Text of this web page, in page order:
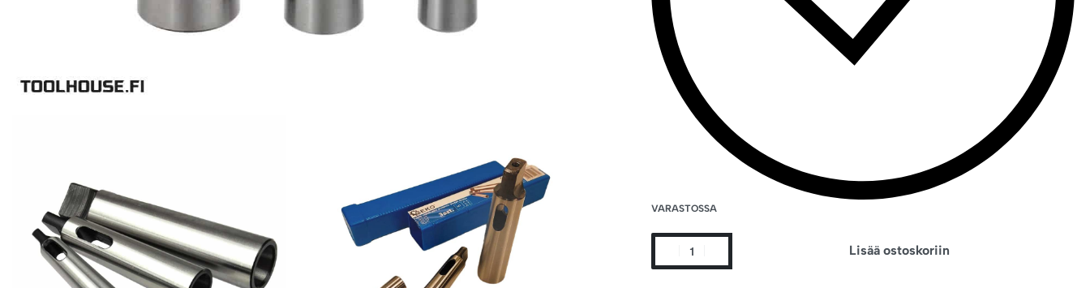
VARASTOSSA
Lisää ostoskoriin